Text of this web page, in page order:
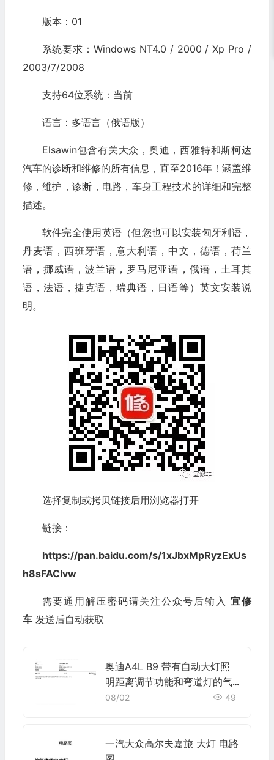
版本：01
系统要求：Windows NT4.0 / 2000 / Xp Pro /
2003/7/2008
支持64位系统：当前
语言：多语言（俄语版）
Elsawin包含有关大众，奥迪，西雅特和斯柯达
汽车的诊断和维修的所有信息，直至2016年！涵盖维
修，维护，诊断，电路，车身工程技术的详细和完整
描述。
软件完全使用英语（但您也可以安装匈牙利语，
丹麦语，西班牙语，意大利语，中文，德语，荷兰
语，挪威语，波兰语，罗马尼亚语，俄语，土耳其
语，法语，捷克语，瑞典语，日语等）英文安装说
明。
选择复制或拷贝链接后用浏览器打开
链接：
https://pan.baidu.com/s/1xJbxMpRyzExUs
h8sFACIvw
需要通用解压密码请关注公众号后输入宜修
车发送后自动获取
奥迪A4L B9 带有自动大灯照
明距离调节功能和弯道灯的气
体放电大灯(双氙气灯) , (8IH)
08/02 49
一汽大众高尔夫嘉旅 大灯 电路